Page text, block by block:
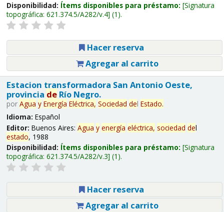
Disponibilidad: Ítems disponibles para préstamo: Signatura
topográfica: 621.374.5/A282/v.4 (1).
Hacer reserva
Agregar al carrito
Estacion transformadora San Antonio Oeste,
provincia deRío Negro.
por Agua y Energía Eléctrica, Sociedad del Estado.
Idioma: Español
Editor: Buenos Aires: Agua y energía eléctrica, sociedad del
estado, 1988
Disponibilidad: Ítems disponibles para préstamo: Signatura
topográfica: 621.374.5/A282/v.3 (1).
Hacer reserva
Agregar al carrito